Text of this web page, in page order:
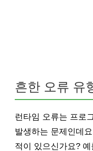
흔한 오류 유
런타임 오류는 프로
발생하는 문제인데
적이 있으신가요?